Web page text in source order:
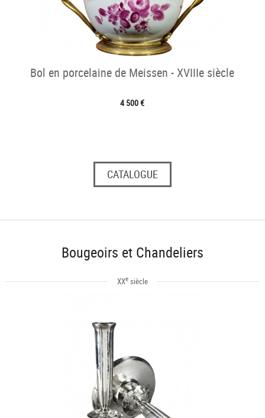
Bol en porcelaine de Meissen - XVIIIe siècle
4 500 €
CATALOGUE
Bougeoirs et Chandeliers
XXesiècle